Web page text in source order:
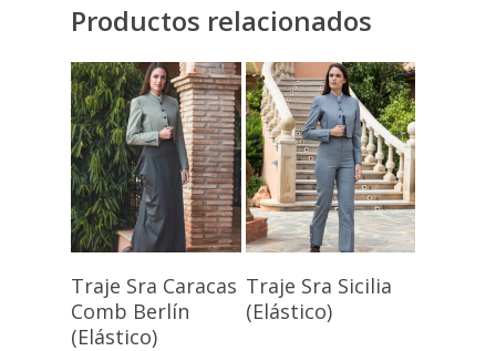
Productos relacionados
Seleccionar
Opciones
Traje Sra Caracas
Comb Berlín
(Elástico)
Seleccionar
Opciones
Traje Sra Sicilia
(Elástico)